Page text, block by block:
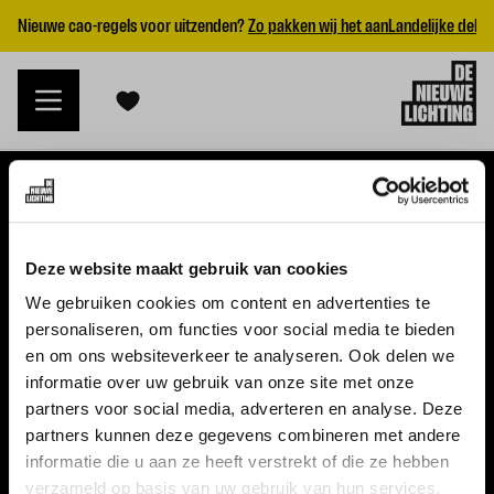
Deze website maakt gebruik van cookies
We gebruiken cookies om content en advertenties te
personaliseren, om functies voor social media te bieden
en om ons websiteverkeer te analyseren. Ook delen we
informatie over uw gebruik van onze site met onze
partners voor social media, adverteren en analyse. Deze
partners kunnen deze gegevens combineren met andere
informatie die u aan ze heeft verstrekt of die ze hebben
verzameld op basis van uw gebruik van hun services.
Nieuwe cao-regels voor uitzenden?Zo pakken wij het aanLandelijke
WERKGEVERS
Nieuwe cao uitzenden 2026
Vraag een offerte aan
VACATURES
Alle vacatures
Topvacatures